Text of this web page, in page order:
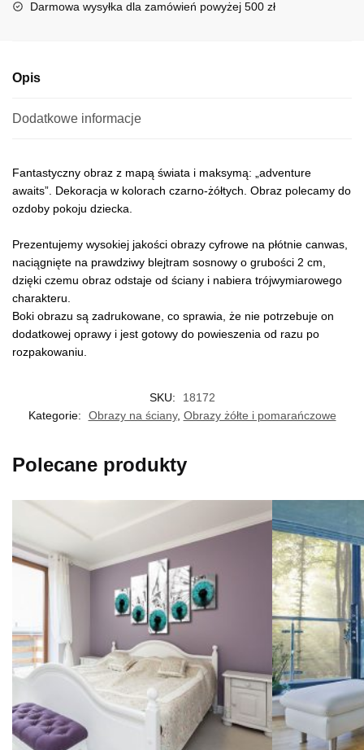
Darmowa wysyłka dla zamówień powyżej 500 zł
Opis
Dodatkowe informacje
Fantastyczny obraz z mapą świata i maksymą: „adventure
awaits”. Dekoracja w kolorach czarno-żółtych. Obraz polecamy do
ozdoby pokoju dziecka.
Prezentujemy wysokiej jakości obrazy cyfrowe na płótnie canwas,
naciągnięte na prawdziwy blejtram sosnowy o grubości 2 cm,
dzięki czemu obraz odstaje od ściany i nabiera trójwymiarowego
charakteru.
Boki obrazu są zadrukowane, co sprawia, że nie potrzebuje on
dodatkowej oprawy i jest gotowy do powieszenia od razu po
rozpakowaniu.
SKU:
18172
Kategorie:
Obrazy na ściany, Obrazy żółte i pomarańczowe
Polecane produkty